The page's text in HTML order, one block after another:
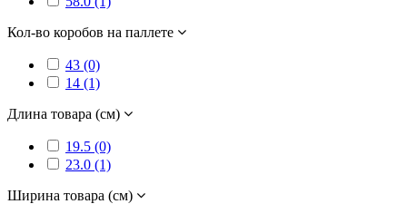
Кол-во коробов на паллете
43 (0)
14 (1)
Длина товара (см)
19.5 (0)
23.0 (1)
Ширина товара (см)